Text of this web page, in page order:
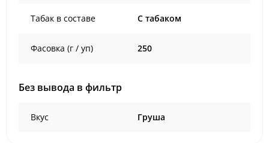
Табак в составе C табаком
Фасовка (г / уп) 250
Без вывода в фильтр
Вкус Груша